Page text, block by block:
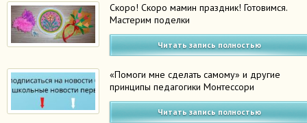
Скоро! Скоро мамин праздник! Готовимся.
Мастерим поделки
Читать запись полностью
«Помоги мне сделать самому» и другие
принципы педагогики Монтессори
Читать запись полностью